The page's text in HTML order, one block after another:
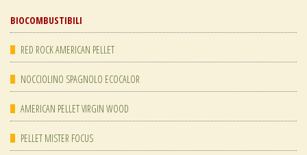
BIOCOMBUSTIBILI
RED ROCK AMERICAN PELLET
NOCCIOLINO SPAGNOLO ECOCALOR
AMERICAN PELLET VIRGIN WOOD
PELLET MISTER FOCUS